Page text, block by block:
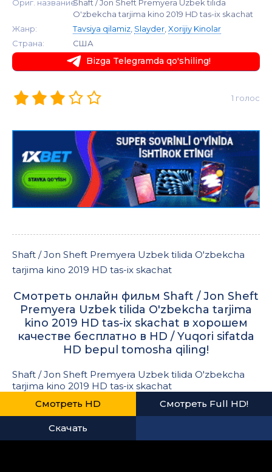
Ориг. название:Shaft / Jon Sheft Premyera Uzbek tilida
O'zbekcha tarjima kino 2019 HD tas-ix skachat
Жанр:
Tavsiya qilamiz Slayder Xorijiy Kinolar
Страна:
США
Bizga Telegramda qo'shiling!
1 голос
Shaft / Jon Sheft Premyera Uzbek tilida O'zbekcha
tarjima kino 2019 HD tas-ix skachat
Смотреть онлайн фильм Shaft / Jon Sheft
Premyera Uzbek tilida O'zbekcha tarjima
kino 2019 HD tas-ix skachat в хорошем
качестве бесплатно в HD / Yuqori sifatda
HD bepul tomosha qiling!
Shaft / Jon Sheft Premyera Uzbek tilida O'zbekcha
tarjima kino 2019 HD tas-ix skachat
Смотреть HD
Смотреть Full HD!
Скачать